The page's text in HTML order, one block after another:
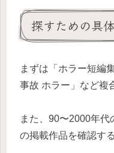
探すための具
まずは「ホラー短編
事故 ホラー」など複
また、90〜2000年代
の掲載作品を確認す